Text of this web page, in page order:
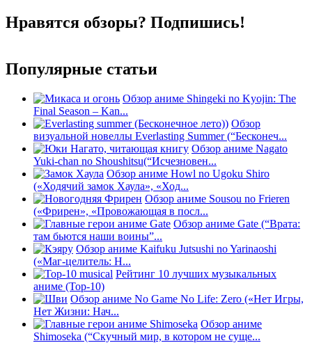
Нравятся обзоры? Подпишись!
Популярные статьи
Обзор аниме Shingeki no Kyojin: The
Final Season – Kan...
Обзор
визуальной новеллы Everlasting Summer (“Бесконеч...
Обзор аниме Nagato
Yuki-chan no Shoushitsu(“Исчезновен...
Обзор аниме Howl no Ugoku Shiro
(«Ходячий замок Хаула», «Ход...
Обзор аниме Sousou no Frieren
(«Фрирен», «Провожающая в посл...
Обзор аниме Gate (“Врата:
там бьются наши воины”...
Обзор аниме Kaifuku Jutsushi no Yarinaoshi
(«Маг-целитель: Н...
Рейтинг 10 лучших музыкальных
аниме (Top-10)
Обзор аниме No Game No Life: Zero («Нет Игры,
Нет Жизни: Нач...
Обзор аниме
Shimoseka (“Скучный мир, в котором не суще...